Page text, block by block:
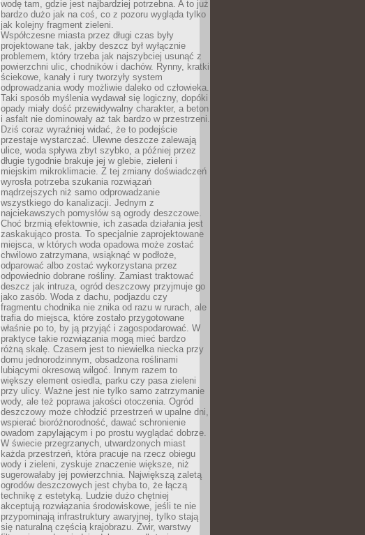
wodę tam, gdzie jest najbardziej potrzebna. A to już
bardzo dużo jak na coś, co z pozoru wygląda tylko
jak kolejny fragment zieleni.
Współczesne miasta przez długi czas były
projektowane tak, jakby deszcz był wyłącznie
problemem, który trzeba jak najszybciej usunąć z
powierzchni ulic, chodników i dachów. Rynny, kratki
ściekowe, kanały i rury tworzyły system
odprowadzania wody możliwie daleko od człowieka.
Taki sposób myślenia wydawał się logiczny, dopóki
opady miały dość przewidywalny charakter, a beton
i asfalt nie dominowały aż tak bardzo w przestrzeni.
Dziś coraz wyraźniej widać, że to podejście
przestaje wystarczać. Ulewne deszcze zalewają
ulice, woda spływa zbyt szybko, a później przez
długie tygodnie brakuje jej w glebie, zieleni i
miejskim mikroklimacie. Z tej zmiany doświadczeń
wyrosła potrzeba szukania rozwiązań
mądrzejszych niż samo odprowadzanie
wszystkiego do kanalizacji. Jednym z
najciekawszych pomysłów są ogrody deszczowe.
Choć brzmią efektownie, ich zasada działania jest
zaskakująco prosta. To specjalnie zaprojektowane
miejsca, w których woda opadowa może zostać
chwilowo zatrzymana, wsiąknąć w podłoże,
odparować albo zostać wykorzystana przez
odpowiednio dobrane rośliny. Zamiast traktować
deszcz jak intruza, ogród deszczowy przyjmuje go
jako zasób. Woda z dachu, podjazdu czy
fragmentu chodnika nie znika od razu w rurach, ale
trafia do miejsca, które zostało przygotowane
właśnie po to, by ją przyjąć i zagospodarować. W
praktyce takie rozwiązania mogą mieć bardzo
różną skalę. Czasem jest to niewielka niecka przy
domu jednorodzinnym, obsadzona roślinami
lubiącymi okresową wilgoć. Innym razem to
większy element osiedla, parku czy pasa zieleni
przy ulicy. Ważne jest nie tylko samo zatrzymanie
wody, ale też poprawa jakości otoczenia. Ogród
deszczowy może chłodzić przestrzeń w upalne dni,
wspierać bioróżnorodność, dawać schronienie
owadom zapylającym i po prostu wyglądać dobrze.
W świecie przegrzanych, utwardzonych miast
każda przestrzeń, która pracuje na rzecz obiegu
wody i zieleni, zyskuje znaczenie większe, niż
sugerowałaby jej powierzchnia. Największą zaletą
ogrodów deszczowych jest chyba to, że łączą
technikę z estetyką. Ludzie dużo chętniej
akceptują rozwiązania środowiskowe, jeśli te nie
przypominają infrastruktury awaryjnej, tylko stają
się naturalną częścią krajobrazu. Żwir, warstwy